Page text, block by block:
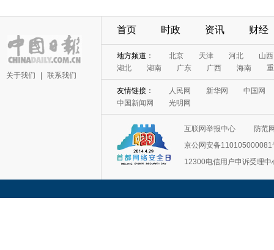
关于我们 联系我们
首页 时政 资讯 财经
地方频道： 北京 天津 河北
山西
湖北
湖南 广东 广西 海南
友情链接： 人民网 新华网
中国网
中国新闻网
光明网
互联网举报中心
防范
京公网安备110105000081
12300电信用户申诉受理中